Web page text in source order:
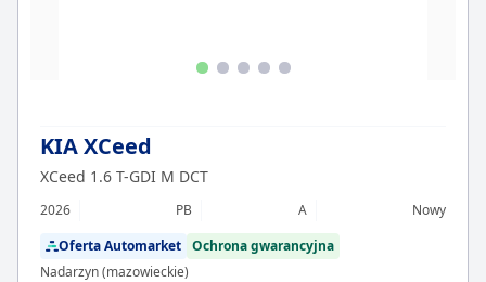
KIA XCeed
XCeed 1.6 T-GDI M DCT
2026 PB A
Nowy
Oferta Automarket Ochrona gwarancyjna
Nadarzyn (mazowieckie)